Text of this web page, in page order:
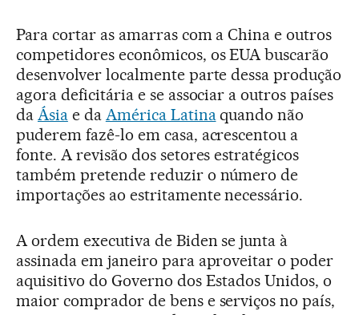
Para cortar as amarras com a China e outros
competidores econômicos, os EUA buscarão
desenvolver localmente parte dessa produção
agora deficitária e se associar a outros países
da Ásiae da América Latinaquando não
puderem fazê-lo em casa, acrescentou a
fonte. A revisão dos setores estratégicos
também pretende reduzir o número de
importações ao estritamente necessário.
A ordem executiva de Biden se junta à
assinada em janeiro para aproveitar o poder
aquisitivo do Governo dos Estados Unidos, o
maior comprador de bens e serviços no país,